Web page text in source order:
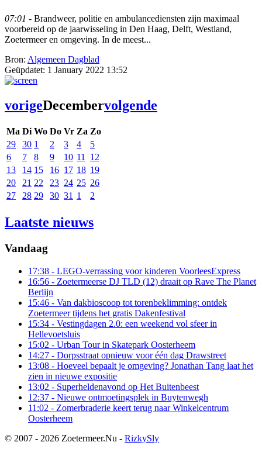
07:01 - Brandweer, politie en ambulancediensten zijn maximaal
voorbereid op de jaarwisseling in Den Haag, Delft, Westland,
Zoetermeer en omgeving. In de meest...
Bron: Algemeen Dagblad
Geüpdatet: 1 January 2022 13:52
vorigeDecembervolgende
Ma Di Wo Do Vr Za Zo
29
30 1 2 3 4
5
6
7 8 9 10 11 12
13
14 15 16 17 18 19
20
21 22 23 24 25 26
27
28 29 30 31 1 2
Laatste nieuws
Vandaag
17:38 - LEGO-verrassing voor kinderen VoorleesExpress
16:56 - Zoetermeerse DJ TLD (12) draait op Rave The Planet
Berlijn
15:46 - Van dakbioscoop tot torenbeklimming: ontdek
Zoetermeer tijdens het gratis Dakenfestival
15:34 - Vestingdagen 2.0: een weekend vol sfeer in
Hellevoetsluis
15:02 - Urban Tour in Skatepark Oosterheem
14:27 - Dorpsstraat opnieuw voor één dag Drawstreet
13:08 - Hoeveel bepaalt je omgeving? Jonathan Tang laat het
zien in nieuwe expositie
13:02 - Superheldenavond op Het Buitenbeest
12:37 - Nieuwe ontmoetingsplek in Buytenwegh
11:02 - Zomerbraderie keert terug naar Winkelcentrum
Oosterheem
© 2007 - 2026 Zoetermeer.Nu - RizkySly